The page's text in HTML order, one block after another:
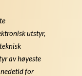
utstyr,
av høyeste
for